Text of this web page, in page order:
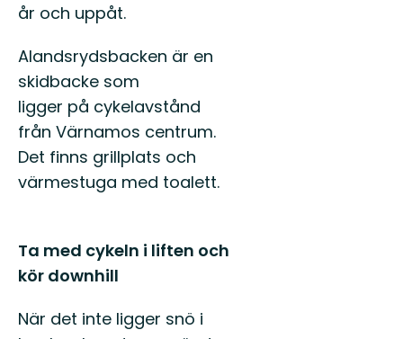
år och uppåt.
Alandsrydsbacken är en
skidbacke som
ligger på cykelavstånd
från Värnamos centrum.
Det finns grillplats och
värmestuga med toalett.
Ta med cykeln i liften och
kör downhill
När det inte ligger snö i